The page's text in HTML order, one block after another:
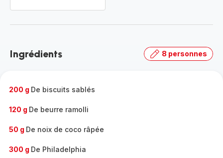
Ingrédients 8 personnes
200 g De biscuits sablés
120 g De beurre ramolli
50 g De noix de coco râpée
300 g De Philadelphia